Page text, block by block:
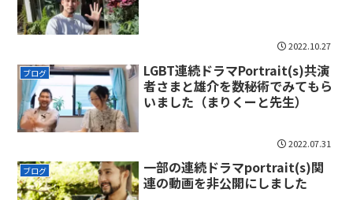
2022.10.27
ブログ
LGBT連続ドラマPortrait(s)共演
者さまと雄介を数秘術でみてもら
いました（まりくーと先生）
2022.07.31
ブログ
一部の連続ドラマportrait(s)関
連の動画を非公開にしました